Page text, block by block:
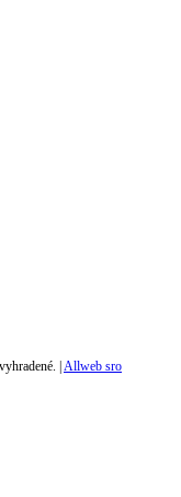
|Allweb sro